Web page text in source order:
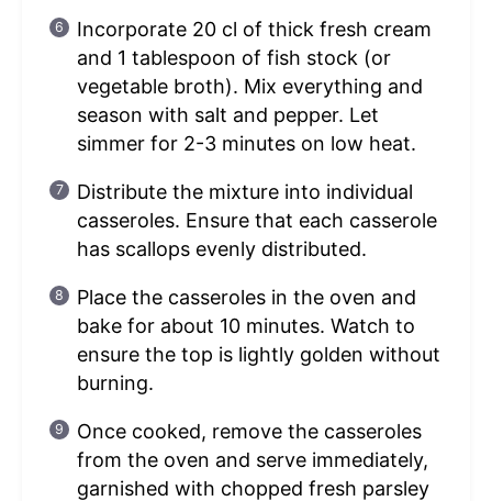
Incorporate 20 cl of thick fresh cream
and 1 tablespoon of fish stock (or
vegetable broth). Mix everything and
season with salt and pepper. Let
simmer for 2-3 minutes on low heat.
Distribute the mixture into individual
casseroles. Ensure that each casserole
has scallops evenly distributed.
Place the casseroles in the oven and
bake for about 10 minutes. Watch to
ensure the top is lightly golden without
burning.
Once cooked, remove the casseroles
from the oven and serve immediately,
garnished with chopped fresh parsley